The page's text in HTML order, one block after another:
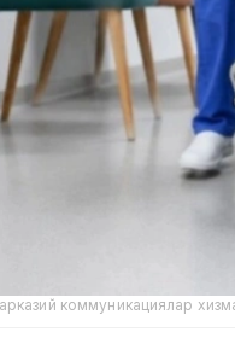
коммуникациялар